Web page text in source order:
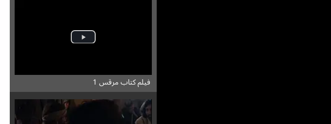
فيلم كتاب مرقس 1